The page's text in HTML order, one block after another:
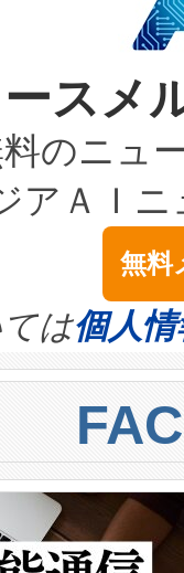
あります
ルかか
）であ
6,000万
は、フェ
な電力容
ます。こ
SLA）違
よるダウ
ンターが
a
for AI
battery
ai&のAI
運転、
タを監視
により、
ディテー
検出
を搭載。
すること
では、
、これ
ートルに
ターゲッ
離は
メート
ース
のニュ
アＡＩ
無料
は個人